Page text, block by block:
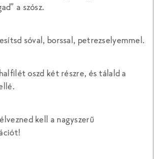
a szósz.
sóval, borssal, petrezselyemmel.
oszd két részre, és tálald a
kell a nagyszerű